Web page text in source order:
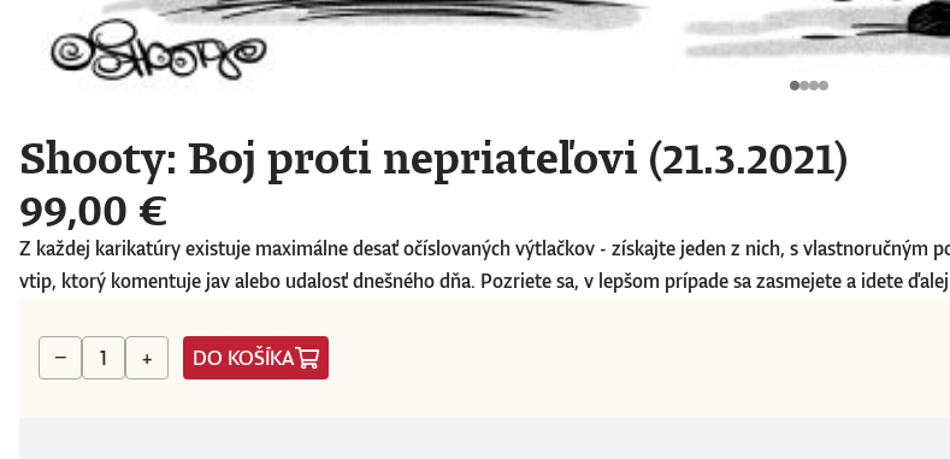
Shooty: Boj proti nepriateľovi (21.3.2021)
99,00 €
Z každej karikatúry existuje maximálne desať očíslovaných výtlačkov - získajte jeden z nich, s vlastnoručným
vtip, ktorý komentuje jav alebo udalosť dnešného dňa. Pozriete sa, v lepšom prípade sa zasmejete a idete
− + DO KOŠÍKA